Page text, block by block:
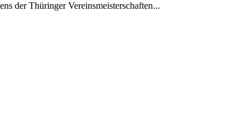
der Thüringer Vereinsmeisterschaften...